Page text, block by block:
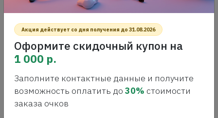
Акция действует со дня получения до 31.08.2026
Оформите скидочный купон на
1 000 р.
Заполните контактные данные и получите
возможность оплатить до 30% стоимости
заказа очков